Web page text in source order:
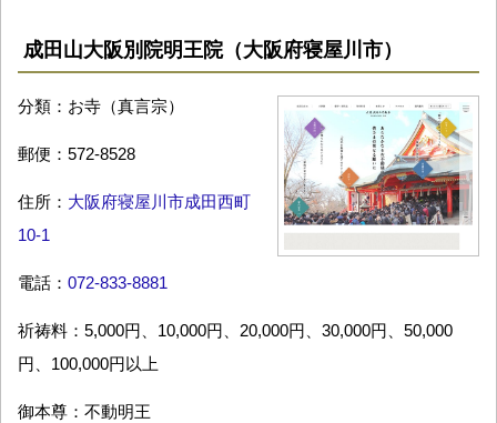
成田山大阪別院明王院（大阪府寝屋川市）
分類：お寺（真言宗）
郵便：572-8528
住所： 大阪府寝屋川市成田西町
10-1
電話： 072-833-8881
祈祷料：5,000円、10,000円、20,000円、30,000円、50,000
円、100,000円以上
御本尊：不動明王